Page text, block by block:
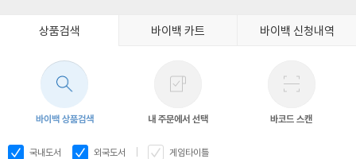
상품검색 바이백 카트 바이백 신청내역
바이백 상품검색 내 주문에서 선택 바코드 스캔
국내도서 외국도서 게임타이틀